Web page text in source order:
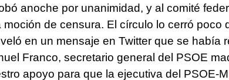
anoche por unanimidad, y al comité
moción de censura. El círculo lo cerró poco
en un mensaje en Twitter que se había
Franco, secretario general del PSOE
apoyo para que la ejecutiva del PSOE-